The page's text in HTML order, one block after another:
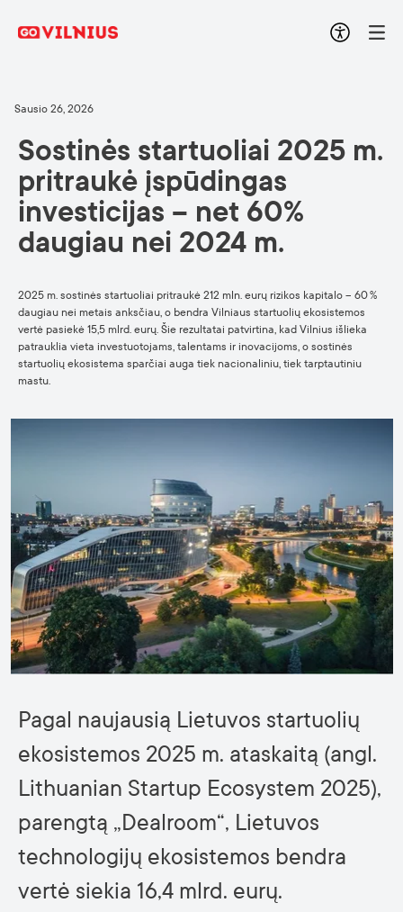
Sausio 26, 2026
Sostinės startuoliai 2025 m.
pritraukė įspūdingas
investicijas – net 60%
daugiau nei 2024 m.
2025 m. sostinės startuoliai pritraukė 212 mln. eurų rizikos kapitalo – 60 %
daugiau nei metais anksčiau, o bendra Vilniaus startuolių ekosistemos
vertė pasiekė 15,5 mlrd. eurų. Šie rezultatai patvirtina, kad Vilnius išlieka
patrauklia vieta investuotojams, talentams ir inovacijoms, o sostinės
startuolių ekosistema sparčiai auga tiek nacionaliniu, tiek tarptautiniu
mastu.
Pagal naujausią Lietuvos startuolių
ekosistemos 2025 m. ataskaitą (angl.
Lithuanian Startup Ecosystem 2025),
parengtą „Dealroom“, Lietuvos
technologijų ekosistemos bendra
vertė siekia 16,4 mlrd. eurų.